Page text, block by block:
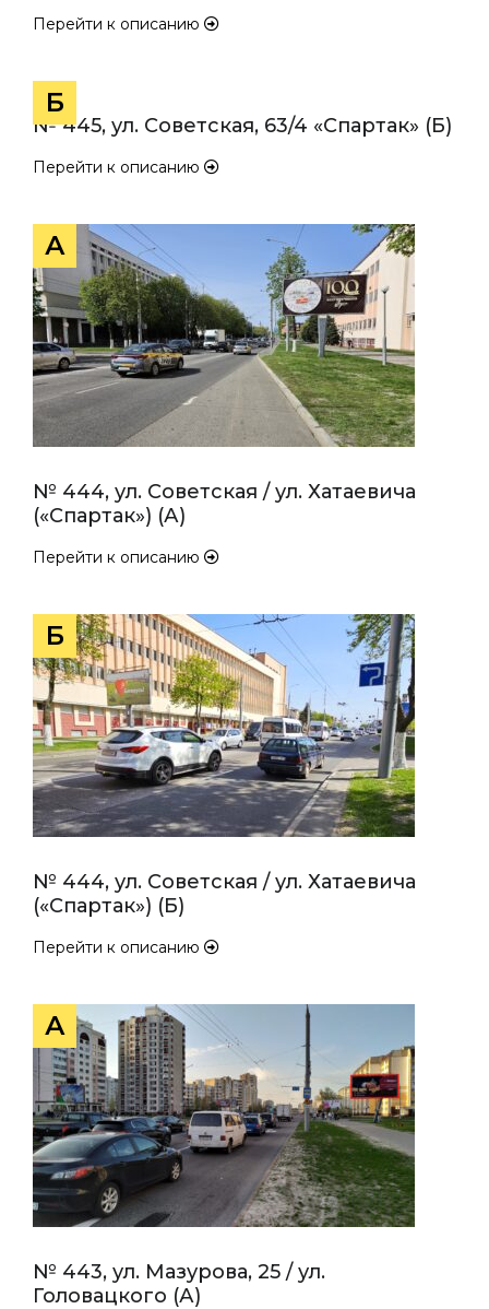
Перейти к описанию
Б
№ 445, ул. Советская, 63/4 «Спартак» (Б)
Перейти к описанию
А
№ 444, ул. Советская / ул. Хатаевича
(«Спартак») (А)
Перейти к описанию
Б
№ 444, ул. Советская / ул. Хатаевича
(«Спартак») (Б)
Перейти к описанию
А
№ 443, ул. Мазурова, 25 / ул.
Головацкого (А)